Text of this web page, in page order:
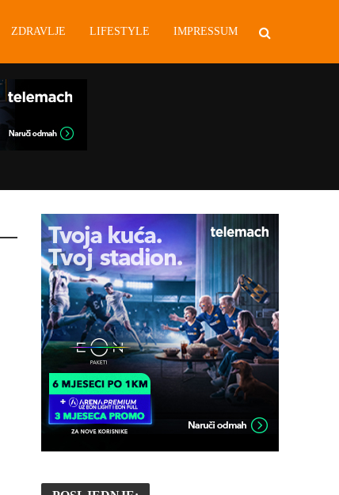
ZDRAVLJE LIFESTYLE IMPRESSUM